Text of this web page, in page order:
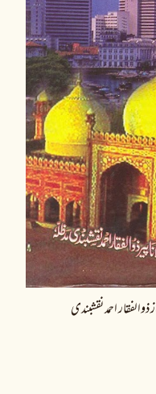
احمد نقشبندی